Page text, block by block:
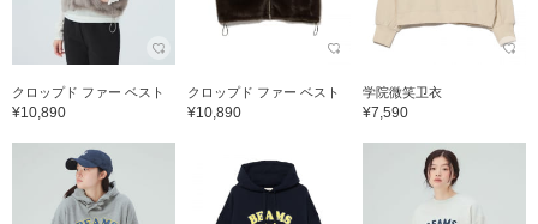
クロップド ファー ベスト
¥10,890
クロップド ファー ベスト
¥10,890
学院微笑卫衣
¥7,590